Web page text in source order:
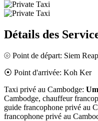
Détails des
⦾ Point de départ: Siem Reap
⦿ Point d'arrivée: Koh Ker
Taxi privé au Cambodge:
Cambodge, chauffeur
guide francophone privé au
francophone privé au